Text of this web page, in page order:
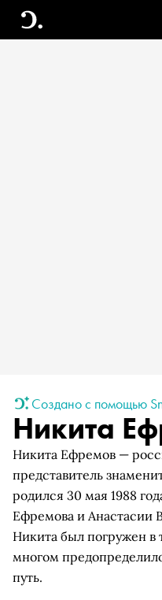
Создано с помощью
Никита
Никита Ефремов —
представитель
родился 30 мая 1988
Ефремова и Анастасии
Никита был погружен в
многом
путь.